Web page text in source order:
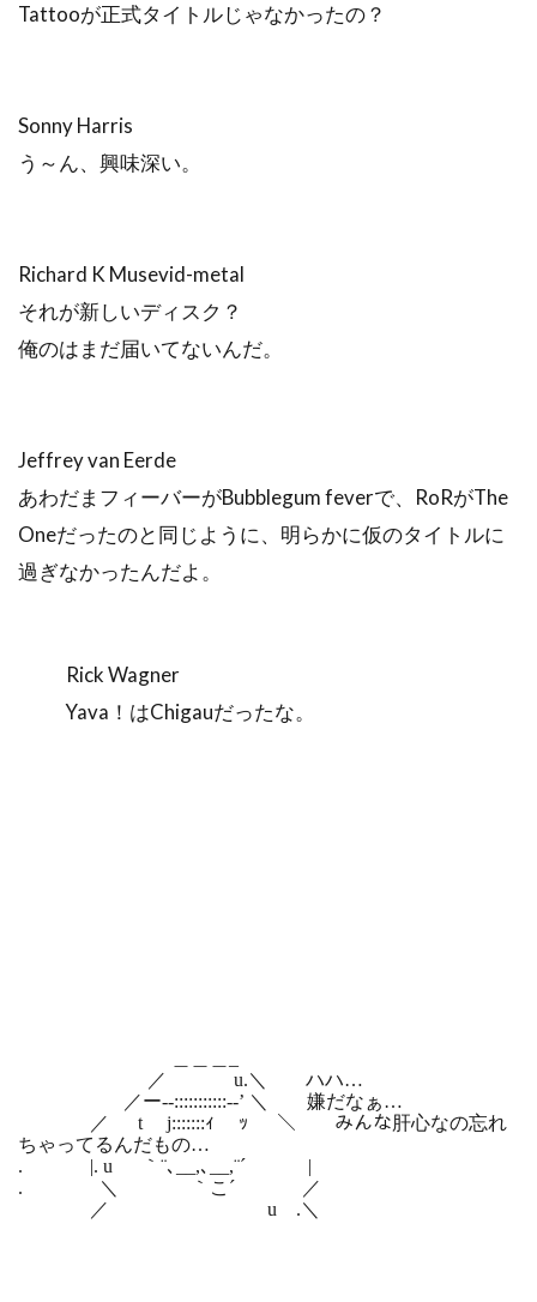
Tattooが正式タイトルじゃなかったの？
Sonny Harris
う～ん、興味深い。
Richard K Musevid-metal
それが新しいディスク？
俺のはまだ届いてないんだ。
Jeffrey van Eerde
あわだまフィーバーがBubblegum feverで、RoRがThe
Oneだったのと同じように、明らかに仮のタイトルに
過ぎなかったんだよ。
Rick Wagner
Yava！はChigauだったな。
／ u.＼ ハハ…
／ー‐-:::::::::::-‐’ ＼ 嫌だなぁ…
／ t j:::::::ｨ ｯ ＼ みんな肝心なの忘れ
ちゃってるんだもの…
. |. u ｀¨､__,､__,¨´ |
. ＼ ｀こ´ ／
／ u .＼